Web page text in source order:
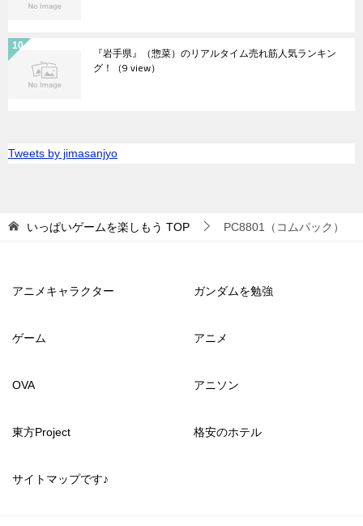
『岩手県』（惣菜）のリアルタイム売れ筋人気ランキン
グ！ （9 view）
Tweets by jimasanjyo
いっぱいゲームを楽しもう TOP PC8801（コムパック）
アニメキャラクター ガンダムを勉強
ゲーム アニメ
OVA アニソン
東方Project 格安のホテル
サイトマップです♪